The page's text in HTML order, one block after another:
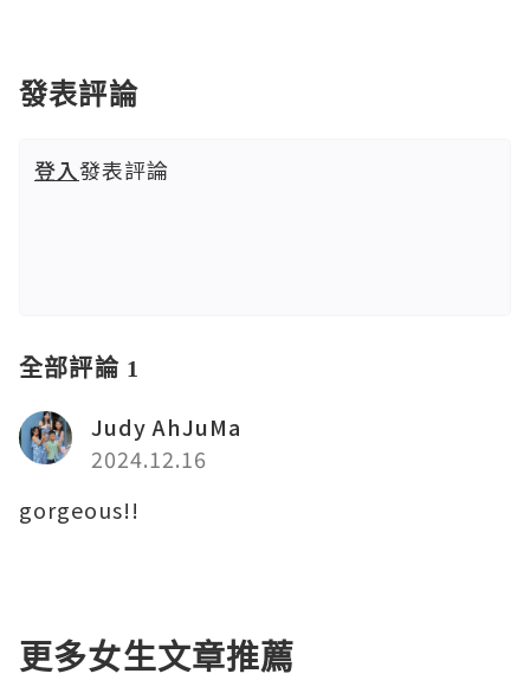
發表評論
登入發表評論
全部評論 1
Judy AhJuMa
2024.12.16
gorgeous!!
更多女生文章推薦